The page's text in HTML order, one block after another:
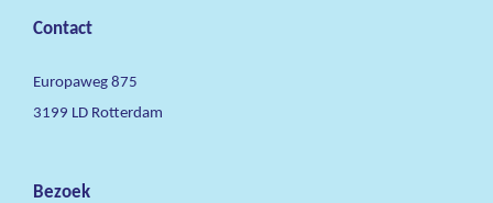
Contact
Europaweg 875
3199 LD Rotterdam
Bezoek